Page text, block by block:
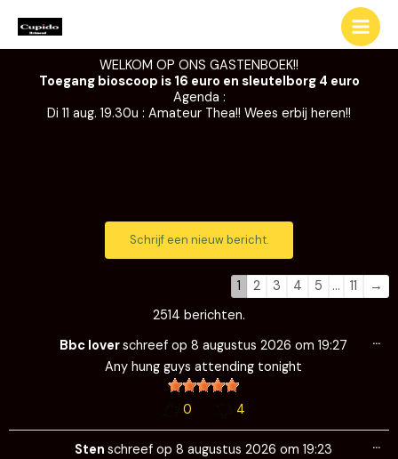
naar
de
WELKOM OP ONS GASTENBOEK!!
Toegang bioscoop is 16 euro en sleutelborg 4 euro
Agenda :
Di 11 aug. 19.30u : Amateur Thea!! Wees erbij heren!!
Navigatie
de
gastenboek-
lijst
1 2 3 4 5 … 11
→
2514 berichten.
Bbc loverschreef op 8 augustus 2026 om 19:27
Any hung guys attending tonight
0 4
…
Sten schreef op 8 augustus 2026 om 19:23
…
Navigatie
de
gastenboek-
lijst